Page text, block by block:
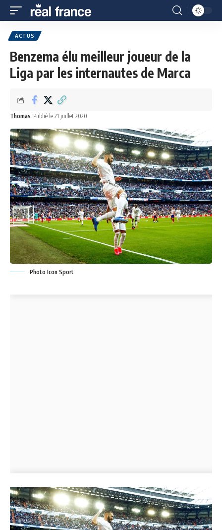
ACTUS
Benzema élu meilleur joueur de la
Liga par les internautes de Marca
Thomas Publié le 21 juillet 2020
Photo Icon Sport